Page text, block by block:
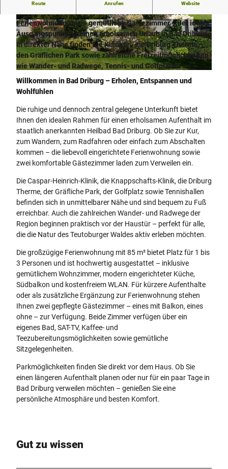
© Ferienwohnung Iburgblick | CC-BY-NC-ND © Ferienwohnung Iburgblick |CC-BY-NC-ND
Route Anrufen Website
Ferienwohnung sowie gemütliche Gästezimmer – der ideale
Ausgangspunkt für einen erholsamen Urlaub in Bad Driburg.
In direkter Nähe finden Sie Kliniken, die Driburg Therme,
den Gräflichen Park sowie zahlreiche Freizeitmöglichkeiten
wie Wander- und Radwege, Tennis- und Golfplätze.
Willkommen in Bad Driburg – Erholen, Entspannen und
Wohlfühlen
Die ruhige und dennoch zentral gelegene Unterkunft bietet
Ihnen den idealen Rahmen für einen erholsamen Aufenthalt im
staatlich anerkannten Heilbad Bad Driburg. Ob Sie zur Kur,
zum Wandern, zum Radfahren oder einfach zum Abschalten
kommen – die liebevoll eingerichtete Ferienwohnung sowie
zwei komfortable Gästezimmer laden zum Verweilen ein.
Die Caspar-Heinrich-Klinik, die Knappschafts-Klinik, die Driburg
Therme, der Gräfliche Park, der Golfplatz sowie Tennishallen
befinden sich in unmittelbarer Nähe und sind bequem zu Fuß
erreichbar. Auch die zahlreichen Wander- und Radwege der
Region beginnen praktisch vor der Haustür – perfekt für alle,
die die Natur des Teutoburger Waldes aktiv erleben möchten.
Die großzügige Ferienwohnung mit 85 m² bietet Platz für 1 bis
3 Personen und ist hochwertig ausgestattet – inklusive
gemütlichem Wohnzimmer, modern eingerichteter Küche,
Südbalkon und kostenfreiem WLAN. Für kürzere Aufenthalte
oder als zusätzliche Ergänzung zur Ferienwohnung stehen
Ihnen zwei gepflegte Gästezimmer – eines mit Balkon, eines
ohne – zur Verfügung. Beide Zimmer verfügen über ein
eigenes Bad, SAT-TV, Kaffee- und
Teezubereitungsmöglichkeiten sowie gemütliche
Sitzgelegenheiten.
Parkmöglichkeiten finden Sie direkt vor dem Haus. Ob Sie
einen längeren Aufenthalt planen oder nur für ein paar Tage in
Bad Driburg verweilen möchten – genießen Sie eine
persönliche Atmosphäre und besten Komfort.
Gut zu wissen